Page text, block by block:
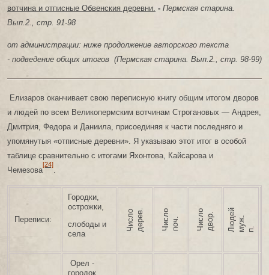
вотчина и отписные Обвенския деревни. - Пермская старина.
Вып.2., стр. 91-98
от администрации: ниже продолжение авторского текста
- подведение общих итогов (Пермская старина. Вып.2., стр. 98-99)
Елизаров оканчивает свою переписную книгу общим итогом дворов
и людей по всем Великопермским вотчинам Строгановых — Андрея,
Дмитрия, Федора и Даниила, присоединяя к части последняго и
упомянутыя «отписные деревни». Я указываю этот итог в особой
таблице сравнительно с итогами Яхонтова, Кайсарова и
Чемезова
[24]
.
Переписи:
Городки,
острожки,
слободы и
села
Ч
и
с
л
о
д
е
р
е
в . Ч
и с
л
о
п
о
ч . Ч
и
с л
о
д
в
о
р . Л
ю д
е
й м
у
ж .
п .
Орел -
городок,